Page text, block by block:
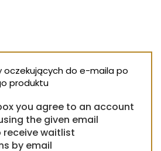
oczekujących do e-maila po
produktu
you agree to an account
the given email
waitlist
by email